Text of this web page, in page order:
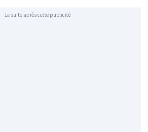
La suite après cette publicité